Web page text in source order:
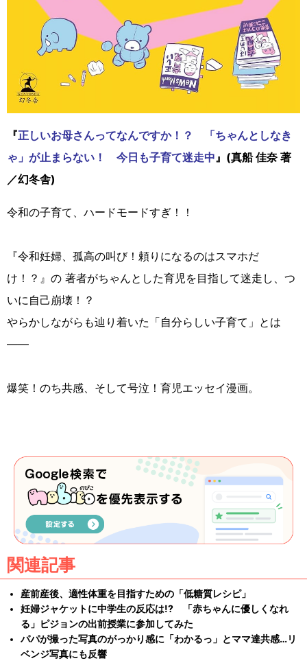
『正しいお母さんってなんですか！？ 「ちゃんとしなき
ゃ」が止まらない！ 今日も子育て迷走中 』(真船 佳奈 著
／幻冬舎)
令和の子育て、ハードモードすぎ！！
『令和妊婦、孤高の叫び！頼りになるのはスマホだ
け！？』の 著者がちゃんとした育児を目指して迷走し、つ
いに自己崩壊！？
やらかしながらも辿り着いた「自分らしい子育て」とは
――
爆笑！のち共感、そして号泣！育児エッセイ漫画。
関連記事
産前産後、適性体重を目指すための「低糖質レシピ」
妊婦ジャケットに中学生の反応は!? 「赤ちゃんに優しくなれ
る」ピジョンの出前授業に参加してみた
パパが撮った写真のがっかり感に「わかるっ」とママ達共感…リ
ベンジ写真にも反響